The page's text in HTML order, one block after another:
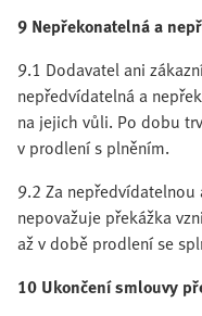
9 Nepřekonatelná a
9.1 Dodavatel ani
nepředvídatelná a
na jejich vůli. Po dobu
v prodlení s plněním.
9.2 Za
nepovažuje překážka
až v době prodlení se
10 Ukončení smlouvy